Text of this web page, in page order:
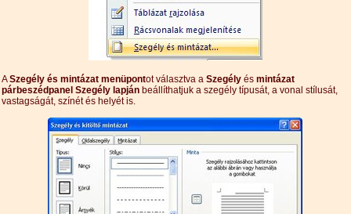
ASzegély és mintázat menüpontot választva a Szegély és mintázat
párbeszédpanel Szegély lapján beállíthatjuk a szegély típusát, a vonal stílusát,
vastagságát, színét és helyét is.